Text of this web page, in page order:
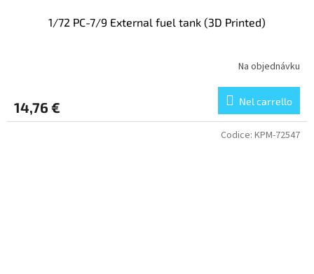
1/72 PC-7/9 External fuel tank (3D Printed)
Na objednávku
14,76 € Nel carrello
Codice: KPM-72547